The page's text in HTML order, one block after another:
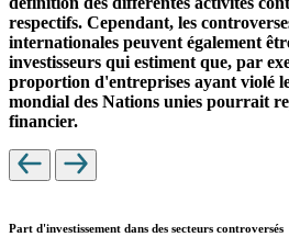
respectifs. Cependant, les
internationales peuvent également
investisseurs qui estiment que, par
proportion d'entreprises ayant violé
mondial des Nations unies pourrait
financier.
Part d'investissement dans des secteurs controversés